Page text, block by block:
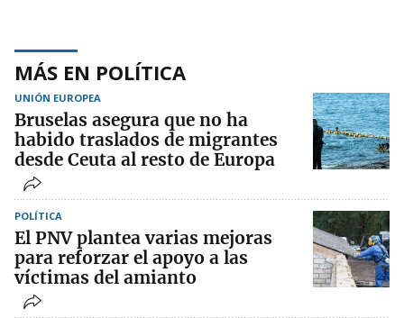
MÁS EN POLÍTICA
UNIÓN EUROPEA
Bruselas asegura que no ha
habido traslados de migrantes
desde Ceuta al resto de Europa
POLÍTICA
El PNV plantea varias mejoras
para reforzar el apoyo a las
víctimas del amianto